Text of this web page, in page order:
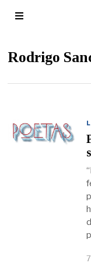
Rodrigo